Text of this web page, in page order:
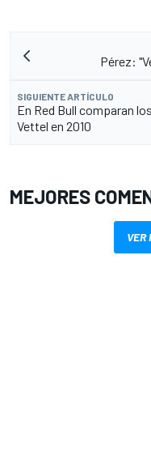
Pérez:
SIGUIENTE ARTÍCULO
En Red Bull comparan
Vettel en 2010
MEJORES
VER